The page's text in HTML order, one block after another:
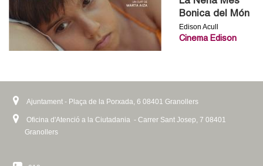
Bonica del Món
Edison Acull
Cinema Edison
Ajuntament - Plaça de la Porxada, 6 08401 Granollers
Oficina d'Atenció a la Ciutadania - Carrer Sant Josep, 7 08401
Granollers